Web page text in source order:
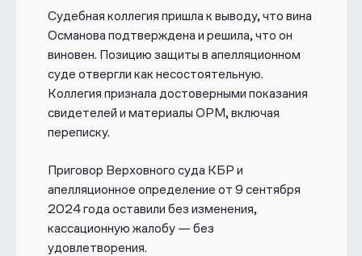
Судебная коллегия пришла к выводу, что вина
Османова подтверждена и решила, что он
виновен. Позицию защиты в апелляционном
суде отвергли как несостоятельную.
Коллегия признала достоверными показания
свидетелей и материалы ОРМ, включая
переписку.
Приговор Верховного суда КБР и
апелляционное определение от 9 сентября
2024 года оставили без изменения,
кассационную жалобу — без
удовлетворения.